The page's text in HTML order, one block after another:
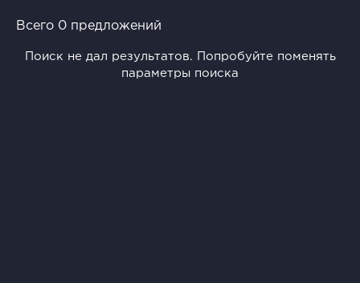
Всего 0 предложений
Поиск не дал результатов. Попробуйте поменять
параметры поиска